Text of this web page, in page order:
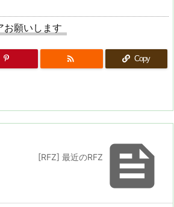
お願いします
 Copy

[RFZ] 最近のRFZ